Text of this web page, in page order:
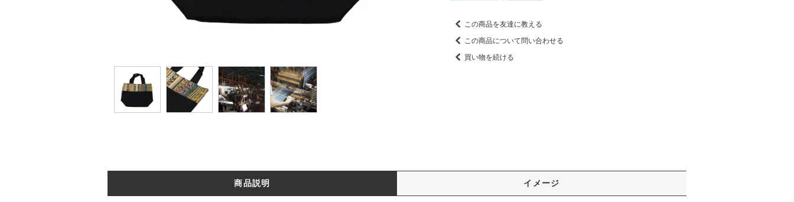
この商品を友達に教える
この商品について問い合わせる
買い物を続ける
商品説明 イメージ